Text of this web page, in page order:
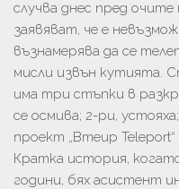
случва днес пред
заявяват, че е
възнамерява да се
мисли извън кутията.
има три стъпки в
се осмива; 2-ри,
проект „Bmeup
Кратка история,
години, бях асистент